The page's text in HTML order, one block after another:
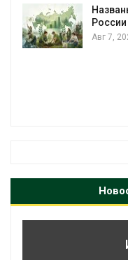
экологические НКО
2025 года